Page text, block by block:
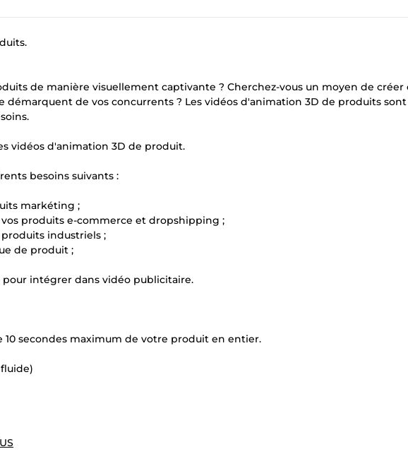
de manière visuellement captivante ? Cherchez-vous un moyen de créer
démarquent de vos concurrents ? Les vidéos d'animation 3D de produits sont
vidéos d'animation 3D de produit.
besoins suivants :
markéting ;
produits e-commerce et dropshipping ;
industriels ;
de produit ;
intégrer dans vidéo publicitaire.
10 secondes maximum de votre produit en entier.